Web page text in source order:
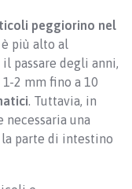
peggiorino nel
più alto al
passare degli anni,
1-2 mm fino a 10
. Tuttavia, in
una
parte di intestino